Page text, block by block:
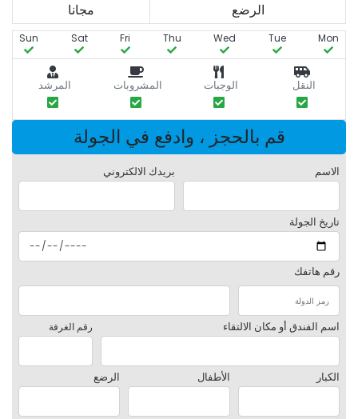
الرضع
مجانا
Mon
Tue
Wed
Thu
Fri
Sat
Sun
النقل الوجبات المشروبات المرشد
قم بالحجز ، وادفع في الجولة
الاسم بريدك الالكتروني
تاريخ الجولة
رقم هاتفك
اسم الفندق أو مكان الالتقاء رقم الغرفة
الكبار الأطفال الرضع